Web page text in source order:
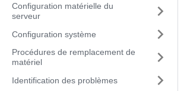
Configuration matérielle du
serveur
Configuration système
Procédures de remplacement de
matériel
Identification des problèmes